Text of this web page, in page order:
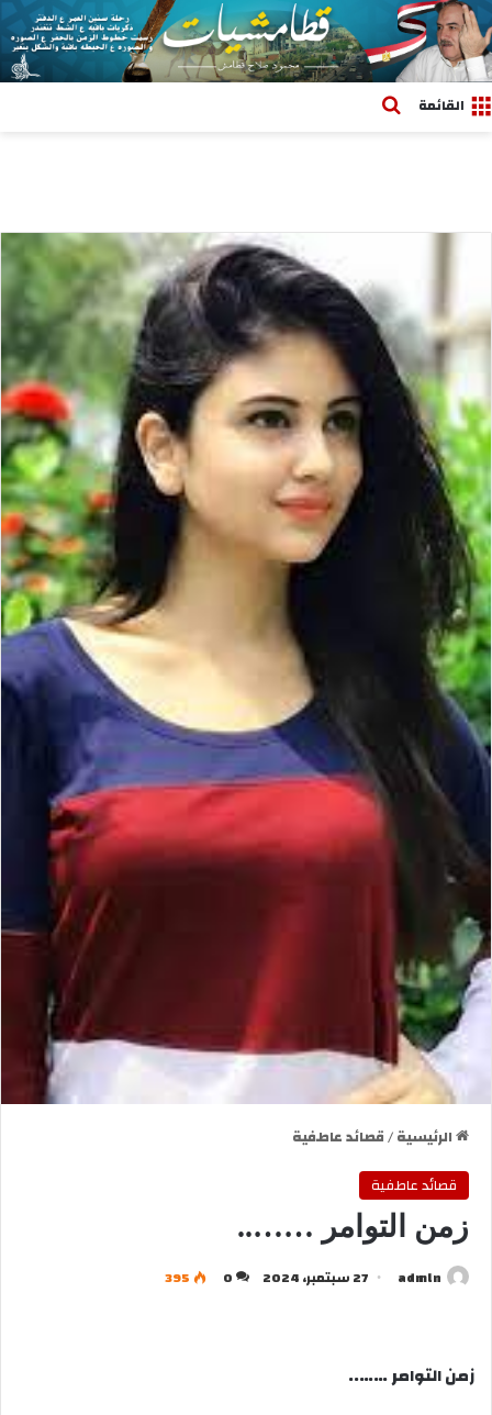
القائمة
الرئيسية/قصائد عاطفية
قصائد عاطفية
زمن التوامر ……..
admln 27 سبتمبر، 2024 0
395
زمن التوامر ……..